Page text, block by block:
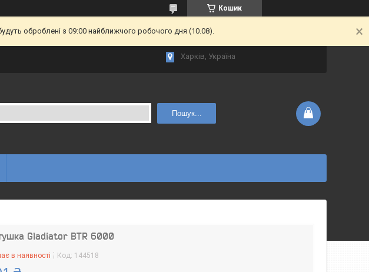
Кошик
оброблені з 09:00 найближчого робочого дня (10.08).
Харків, Україна
Пошук...
Gladiator BTR 6000
в наявності Код: 144518